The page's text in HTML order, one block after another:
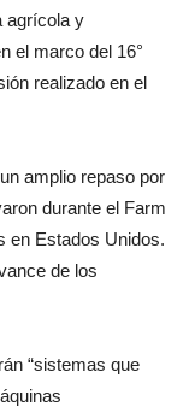
agrícola y
el marco del 16°
realizado en el
amplio repaso por
durante el Farm
en Estados Unidos.
de los
“sistemas que